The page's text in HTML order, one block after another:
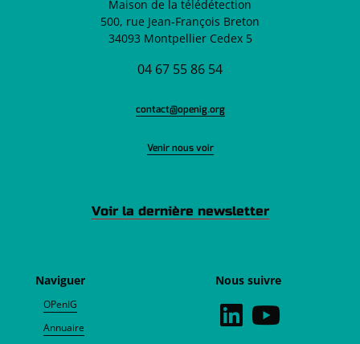
Naviguer
OPenIG
Annuaire
Maison de la télédétection
500, rue Jean-François Breton
34093 Montpellier Cedex 5
04 67 55 86 54
contact@openig.org
Venir nous voir
Nous suivre
Voir la dernière newsletter